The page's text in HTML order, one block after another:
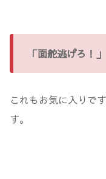
「面舵逃げろ！」
これもお気に入りで
す。